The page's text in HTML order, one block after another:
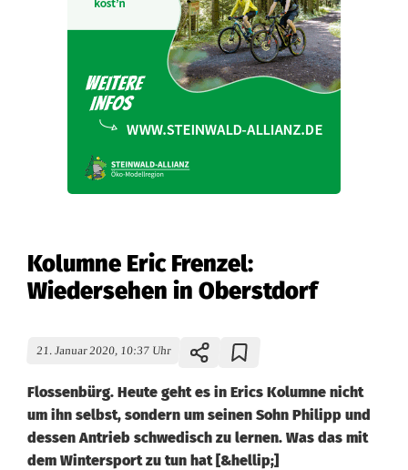
Kolumne Eric Frenzel:
Wiedersehen in Oberstdorf
21. Januar 2020, 10:37 Uhr
Flossenbürg. Heute geht es in Erics Kolumne nicht
um ihn selbst, sondern um seinen Sohn Philipp und
dessen Antrieb schwedisch zu lernen. Was das mit
dem Wintersport zu tun hat [&hellip;]